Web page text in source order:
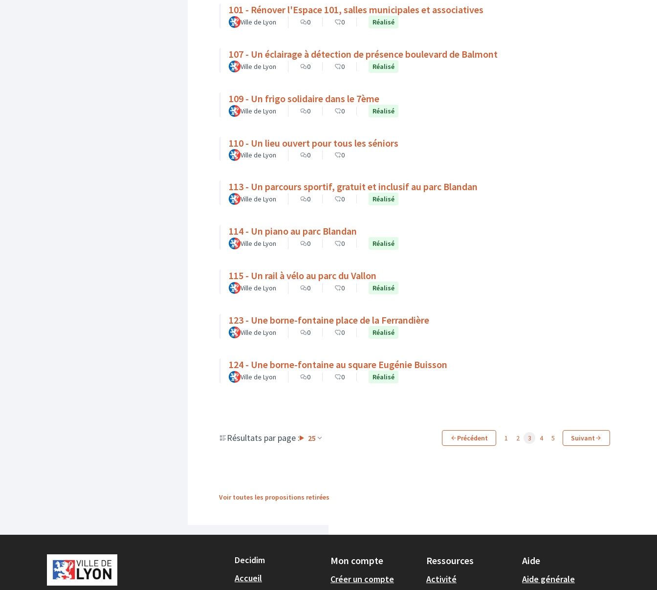
101 - Rénover l'Espace 101, salles municipales et associatives
Ville de Lyon 0 0 Réalisé
107 - Un éclairage à détection de présence boulevard de Balmont
Ville de Lyon 0 0 Réalisé
109 - Un frigo solidaire dans le 7ème
Ville de Lyon 0 0 Réalisé
110 - Un lieu ouvert pour tous les séniors
Ville de Lyon 0 0
113 - Un parcours sportif, gratuit et inclusif au parc Blandan
Ville de Lyon 0 0 Réalisé
114 - Un piano au parc Blandan
Ville de Lyon 0 0 Réalisé
115 - Un rail à vélo au parc du Vallon
Ville de Lyon 0 0 Réalisé
123 - Une borne-fontaine place de la Ferrandière
Ville de Lyon 0 0 Réalisé
124 - Une borne-fontaine au square Eugénie Buisson
Ville de Lyon 0 0 Réalisé
Résultats par page : 25 Précédent 1 2 3 4 5 Suivant
Voir toutes les propositions retirées
Decidim
Accueil
Mon compte
Créer un compte
Ressources
Activité
Aide
Aide générale